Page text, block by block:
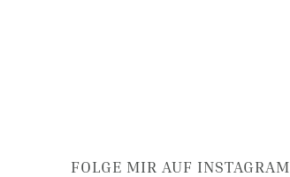
FOLGE MIR AUF INSTAGRAM